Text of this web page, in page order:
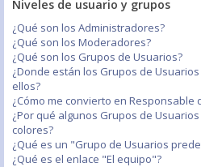
Niveles de usuario y grupos
¿Qué son los Administradores?
¿Qué son los Moderadores?
¿Qué son los Grupos de Usuarios?
¿Donde están los Grupos de
ellos?
¿Cómo me convierto en Responsable
¿Por qué algunos Grupos de
colores?
¿Qué es un "Grupo de Usuarios
¿Qué es el enlace "El equipo"?